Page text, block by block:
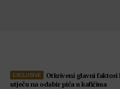
Otkriveni glavni faktori
utječu na odabir pića u kafićima